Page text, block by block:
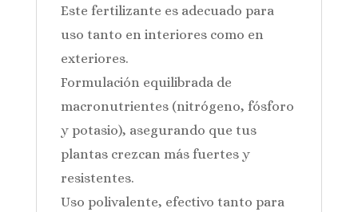
Este fertilizante es adecuado para
uso tanto en interiores como en
exteriores.
Formulación equilibrada de
macronutrientes (nitrógeno, fósforo
y potasio), asegurando que tus
plantas crezcan más fuertes y
resistentes.
Uso polivalente, efectivo tanto para